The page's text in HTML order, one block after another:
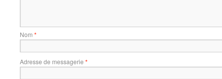
Nom *
Adresse de messagerie *